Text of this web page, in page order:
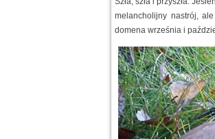
melancholijny nastrój,
domena września i